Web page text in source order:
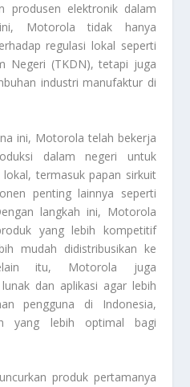
produsen elektronik dalam
Motorola tidak hanya
regulasi lokal seperti
Negeri (TKDN), tetapi juga
industri manufaktur di
ini, Motorola telah bekerja
dalam negeri untuk
termasuk papan sirkuit
penting lainnya seperti
langkah ini, Motorola
yang lebih kompetitif
mudah didistribusikan ke
itu, Motorola juga
dan aplikasi agar lebih
pengguna di Indonesia,
yang lebih optimal bagi
produk pertamanya